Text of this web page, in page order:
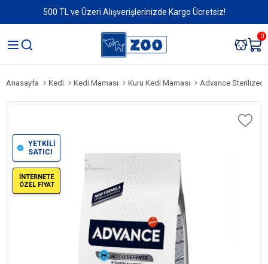
500 TL ve Üzeri Alışverişlerinizde Kargo Ücretsiz!
0
Anasayfa Kedi Kedi Maması Kuru Kedi Maması Advance Sterilized
YETKİLİ
SATICI
İNTERNETE
ÖZEL FİYAT